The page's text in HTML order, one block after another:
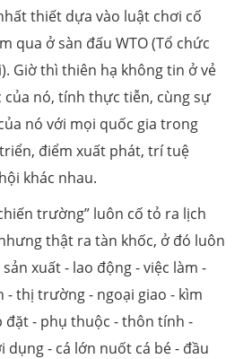
thiết dựa vào luật chơi cố
qua ở sàn đấu WTO (Tổ chức
Giờ thì thiên hạ không tin ở vẻ
của nó, tính thực tiễn, cùng sự
nó với mọi quốc gia trong
điểm xuất phát, trí tuệ
khác nhau.
trường” luôn cố tỏ ra lịch
thật ra tàn khốc, ở đó luôn
xuất - lao động - việc làm -
- thị trường - ngoại giao - kìm
đặt - phụ thuộc - thôn tính -
dụng - cá lớn nuốt cá bé - đầu